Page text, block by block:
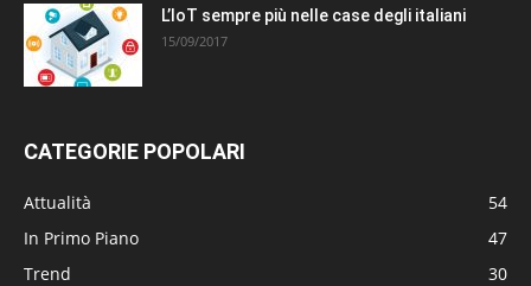
L’IoT sempre più nelle case degli italiani
15/09/2017
CATEGORIE POPOLARI
Attualità
54
In Primo Piano
47
Trend
30